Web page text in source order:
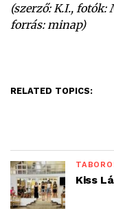
(szerző: K.I., fotók:
forrás: minap)
RELATED TOPICS:
Kiss